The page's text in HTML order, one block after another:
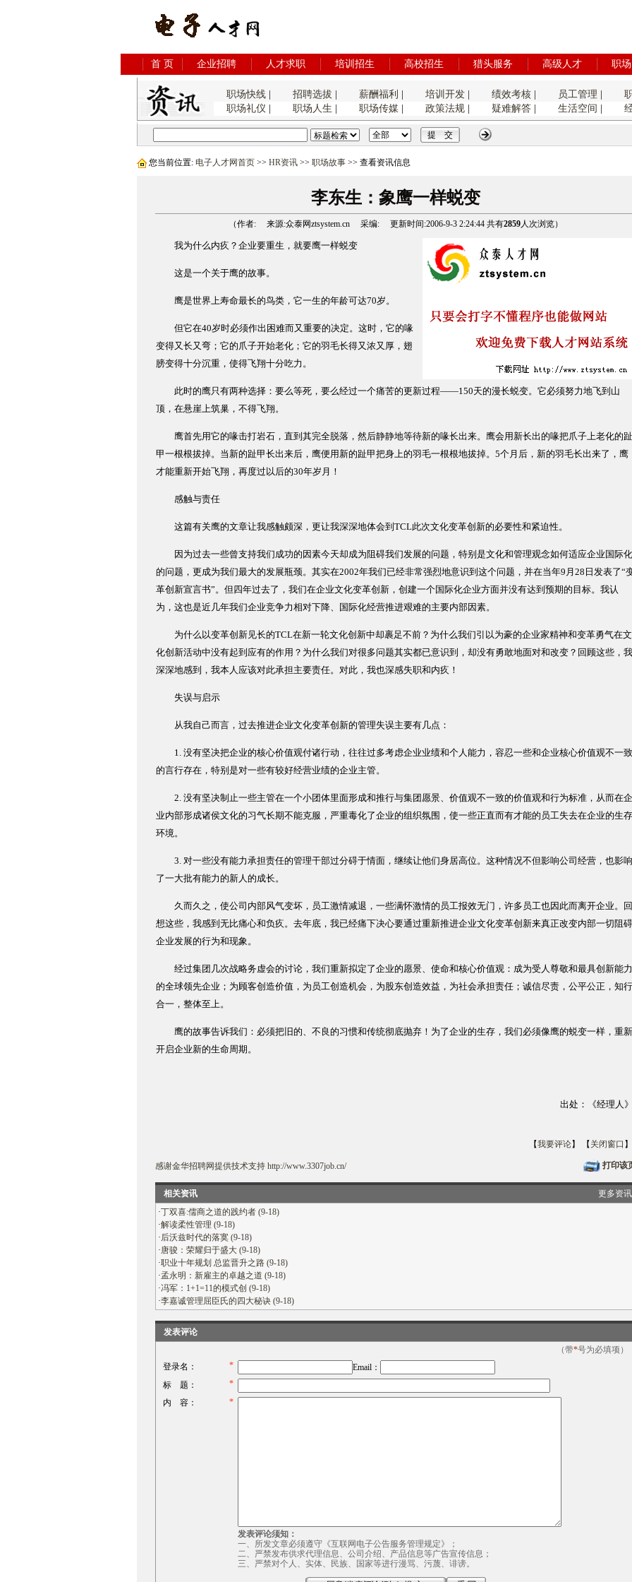
首 页 企业招聘 人才求职 培训招生 高校招生 猎头服务 高级人才 职
职场快线| 招聘选拔 薪酬福利 培训开发| 绩效考核| 员工管理
职场礼仪
职场人生 职场传媒| 政策法规| 疑难解答| 生活空间
您当前位置: 电子人才网首页 >> HR资讯 >> 职场故事 >> 查看资讯信息
李东生：象鹰一样蜕变
（作者: 来源:众泰网ztsystem.cn 采编: 更新时间:2006-9-3 2:24:44 共有2859人次浏览）
我为什么内疚？企业要重生，就要鹰一样蜕变
这是一个关于鹰的故事。
鹰是世界上寿命最长的鸟类，它一生的年龄可达70岁。
但它在40岁时必须作出困难而又重要的决定。这时，它的喙
变得又长又弯；它的爪子开始老化；它的羽毛长得又浓又厚，翅
膀变得十分沉重，使得飞翔十分吃力。
此时的鹰只有两种选择：要么等死，要么经过一个痛苦的更新过程——150天的漫长蜕变。它必须努力地飞到山
顶，在悬崖上筑巢，不得飞翔。
鹰首先用它的喙击打岩石，直到其完全脱落，然后静静地等待新的喙长出来。鹰会用新长出的喙把爪子上老化的趾
甲一根根拔掉。当新的趾甲长出来后，鹰便用新的趾甲把身上的羽毛一根根地拔掉。5个月后，新的羽毛长出来了，鹰
才能重新开始飞翔，再度过以后的30年岁月！
感触与责任
这篇有关鹰的文章让我感触颇深，更让我深深地体会到TCL此次文化变革创新的必要性和紧迫性。
因为过去一些曾支持我们成功的因素今天却成为阻碍我们发展的问题，特别是文化和管理观念如何适应企业国际化
的问题，更成为我们最大的发展瓶颈。其实在2002年我们已经非常强烈地意识到这个问题，并在当年9月28日发表了“
革创新宣言书”。但四年过去了，我们在企业文化变革创新，创建一个国际化企业方面并没有达到预期的目标。我认
为，这也是近几年我们企业竞争力相对下降、国际化经营推进艰难的主要内部因素。
为什么以变革创新见长的TCL在新一轮文化创新中却裹足不前？为什么我们引以为豪的企业家精神和变革勇气在文
化创新活动中没有起到应有的作用？为什么我们对很多问题其实都已意识到，却没有勇敢地面对和改变？回顾这些，我
深深地感到，我本人应该对此承担主要责任。对此，我也深感失职和内疚！
失误与启示
从我自己而言，过去推进企业文化变革创新的管理失误主要有几点：
1. 没有坚决把企业的核心价值观付诸行动，往往过多考虑企业业绩和个人能力，容忍一些和企业核心价值观不一致
的言行存在，特别是对一些有较好经营业绩的企业主管。
2. 没有坚决制止一些主管在一个小团体里面形成和推行与集团愿景、价值观不一致的价值观和行为标准，从而在企
业内部形成诸侯文化的习气长期不能克服，严重毒化了企业的组织氛围，使一些正直而有才能的员工失去在企业的生存
环境。
3. 对一些没有能力承担责任的管理干部过分碍于情面，继续让他们身居高位。这种情况不但影响公司经营，也影响
了一大批有能力的新人的成长。
久而久之，使公司内部风气变坏，员工激情减退，一些满怀激情的员工报效无门，许多员工也因此而离开企业。回
想这些，我感到无比痛心和负疚。去年底，我已经痛下决心要通过重新推进企业文化变革创新来真正改变内部一切阻碍
企业发展的行为和现象。
经过集团几次战略务虚会的讨论，我们重新拟定了企业的愿景、使命和核心价值观：成为受人尊敬和最具创新能力
的全球领先企业；为顾客创造价值，为员工创造机会，为股东创造效益，为社会承担责任；诚信尽责，公平公正，知行
合一，整体至上。
鹰的故事告诉我们：必须把旧的、不良的习惯和传统彻底抛弃！为了企业的生存，我们必须像鹰的蜕变一样，重新
开启企业新的生命周期。
出处：《经理人》
【我要评论】 【 关闭窗口 】
感谢金华招聘网提供技术支持 http://www.3307job.cn/ 打印该
相关资讯
更多资讯
·丁双喜:儒商之道的践约者 (9-18)
·解读柔性管理 (9-18)
·后沃兹时代的落寞 (9-18)
·唐骏：荣耀归于盛大 (9-18)
·职业十年规划 总监晋升之路 (9-18)
·孟永明：新雇主的卓越之道 (9-18)
·冯军：1+1=11的模式创 (9-18)
·李嘉诚管理屈臣氏的四大秘诀 (9-18)
发表评论
（带*号为必填项）
登录名：
*
Email：
标 题：
*
内 容：
*
发表评论须知：
一、所发文章必须遵守《互联网电子公告服务管理规定》；
二、严禁发布供求代理信息、公司介绍、产品信息等广告宣传信息；
三、严禁对个人、实体、民族、国家等进行漫骂、污蔑、诽谤。